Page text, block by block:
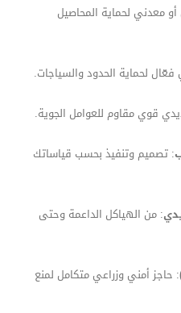
معدني لحماية المحاصيل
لحماية الحدود والسياجات.
قوي مقاوم للعوامل الجوية.
: تصميم وتنفيذ بحسب قياساتك
: من الهياكل الداعمة وحتى
: حاجز أمني وزراعي متكامل لمنع